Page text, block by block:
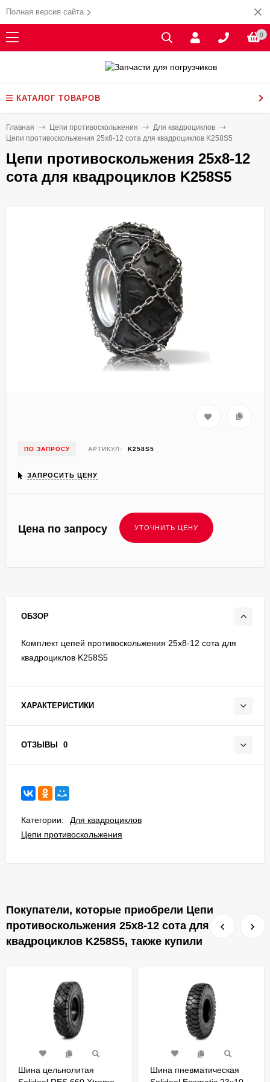
Полная версия сайта
0
КАТАЛОГ ТОВАРОВ
Главная Цепи противоскольжения
Для квадроциклов
Цепи противоскольжения 25х8-12 сота для квадроциклов K258S5
Цепи противоскольжения 25х8-12
сота для квадроциклов K258S5
ПО ЗАПРОСУ АРТИКУЛ: K258S5
ЗАПРОСИТЬ ЦЕНУ
Цена по запросу
ОБЗОР
Комплект цепей противоскольжения 25х8-12 сота для
квадроциклов K258S5
ХАРАКТЕРИСТИКИ
ОТЗЫВЫ 0
Категории:
Для квадроциклов
Цепи противоскольжения
Покупатели, которые приобрели Цепи
противоскольжения 25х8-12 сота для
квадроциклов K258S5, также купили
Шина цельнолитая
Шина пневматическая